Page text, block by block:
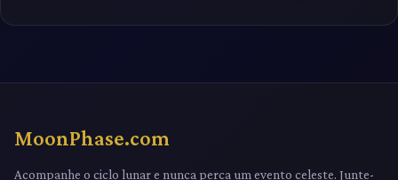
MoonPhase.com
Acompanhe o ciclo lunar e nunca perca um evento celeste. Junte-